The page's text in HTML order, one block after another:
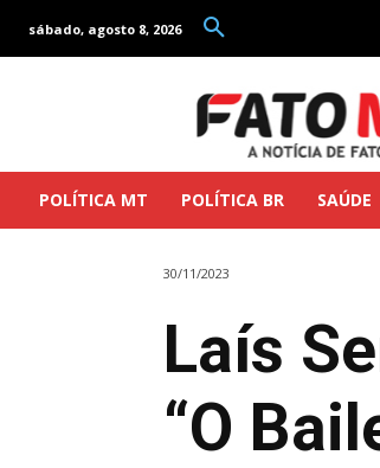
sábado, agosto 8, 2026
POLÍTICA MT POLÍTICA BR SAÚDE
30/11/2023
Laís
“O